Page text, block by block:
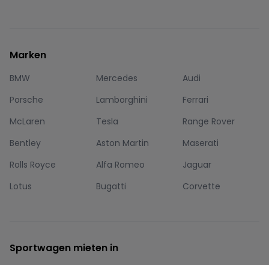
Marken
BMW Mercedes
Audi
Porsche
Lamborghini
Ferrari
McLaren
Tesla
Range Rover
Bentley
Aston Martin
Maserati
Rolls Royce
Alfa Romeo
Jaguar
Lotus
Bugatti Corvette
Sportwagen mieten in